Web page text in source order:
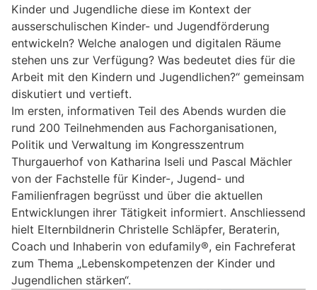
Kinder und Jugendliche diese im Kontext der
ausserschulischen Kinder- und Jugendförderung
entwickeln? Welche analogen und digitalen Räume
stehen uns zur Verfügung? Was bedeutet dies für die
Arbeit mit den Kindern und Jugendlichen?“ gemeinsam
diskutiert und vertieft.
Im ersten, informativen Teil des Abends wurden die
rund 200 Teilnehmenden aus Fachorganisationen,
Politik und Verwaltung im Kongresszentrum
Thurgauerhof von Katharina Iseli und Pascal Mächler
von der Fachstelle für Kinder-, Jugend- und
Familienfragen begrüsst und über die aktuellen
Entwicklungen ihrer Tätigkeit informiert. Anschliessend
hielt Elternbildnerin Christelle Schläpfer, Beraterin,
Coach und Inhaberin von edufamily®, ein Fachreferat
zum Thema „Lebenskompetenzen der Kinder und
Jugendlichen stärken“.